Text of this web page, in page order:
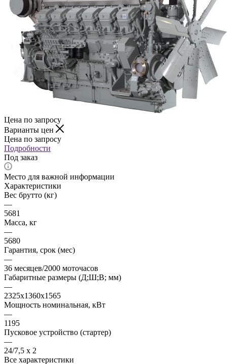
Цена по запросу
Варианты цен
Цена по запросу
Подробности
Под заказ
Место для важной информации
Характеристики
Вес брутто (кг)
—
5681
Масса, кг
—
5680
Гарантия, срок (мес)
—
36 месяцев/2000 моточасов
Габаритные размеры (Д;Ш;В; мм)
—
2325x1360x1565
Мощность номинальная, кВт
—
1195
Пусковое устройство (стартер)
—
24/7,5 х 2
Все характеристики